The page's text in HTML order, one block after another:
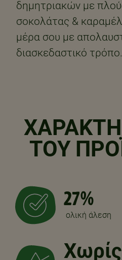
δημητριακών με
σοκολάτας &
μέρα σου με
διασκεδαστικό τρόπο.
ΤΟΥ
27%
ολική άλεση
Χωρίς